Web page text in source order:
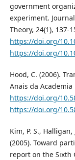
government
experiment.
Theory, 24(1), 137-
https://doi.org/
https://doi.org/
Hood, C. (2006).
Anais da Academia
https://doi.org/
https://doi.org/
Kim, P. S.,
(2005). Toward
report on the Sixth